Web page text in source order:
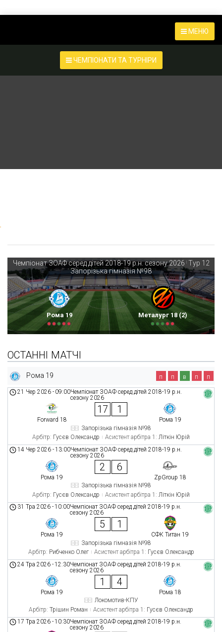
МЕНЮ
ЧЕМПІОНАТИ ТА ТУРНІРИ
Чемпіонат ЗОАФ серед дітей 2018-19 р.н. сезону 2026 | Тур 12
Запорізька гімназія №98
Рома 19 Металург 18 (2)
ОСТАННІ МАТЧІ
Рома 19 п п в п п
Чемпіонат ЗОАФ серед дітей 2018-19 р.н.
сезону 2026
21 Чер 2026 - 09:00
Forward 18
17 1
Рома 19
Запорізька гімназія №98
Арбітр: Гусєв Олександр Асистент арбітра 1: Літкін Юрій
Чемпіонат ЗОАФ серед дітей 2018-19 р.н.
сезону 2026
14 Чер 2026 -13:00
Рома 19
2 6
ZpGroup 18
Запорізька гімназія №98
Арбітр: Гусєв Олександр Асистент арбітра 1: Літкін Юрій
Чемпіонат ЗОАФ серед дітей 2018-19 р.н.
сезону 2026
31 Тра 2026 -10:00
Рома 19
5 1
СФК Титан 19
Запорізька гімназія №98
Арбітр: Рибченко Олег Асистент арбітра 1: Гусєв Олександр
Чемпіонат ЗОАФ серед дітей 2018-19 р.н.
сезону 2026
24 Тра 2026 -12:30
Рома 19
1 4
Рома 18
Локомотив-КПУ
Арбітр: Трішин Роман Асистент арбітра 1: Гусєв Олександр
Чемпіонат ЗОАФ серед дітей 2018-19 р.н.
сезону 2026
17 Тра 2026 -10:30